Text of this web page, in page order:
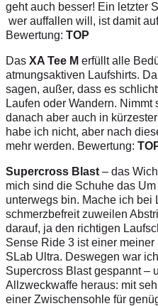
geht auch besser! Ein letzter
wer auffallen will, ist damit
Bewertung: TOP
Das XA Tee M erfüllt alle
atmungsaktiven Laufshirts.
sagen, außer, dass es
Laufen oder Wandern.
danach aber auch in
habe ich nicht, aber nach
mehr werden. Bewertung:
Supercross Blast – das
mich sind die Schuhe das
unterwegs bin. Mache ich bei
schmerzbefreit zuweilen
darauf, ja den richtigen
Sense Ride 3 ist einer
SLab Ultra. Deswegen war
Supercross Blast gespannt –
Allzweckwaffe heraus: mit
einer Zwischensohle für